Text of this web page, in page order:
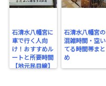
石清水八幡宮に
車で行く人向
け！おすすめル
ートと所要時間
【地元民目線】
石清水八幡宮の
混雑時間・空い
てる時間帯まと
め